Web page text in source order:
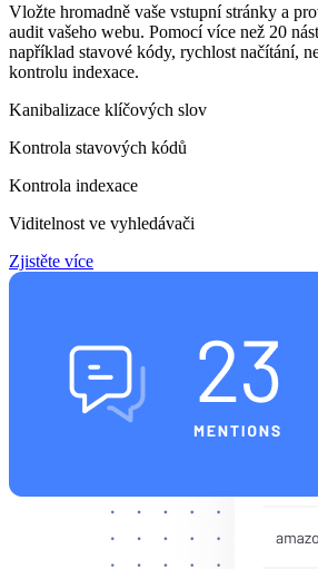
Vložte hromadně vaše vstupní stránky a
audit vašeho webu. Pomocí více než 20
například stavové kódy, rychlost načítání,
kontrolu indexace.
Kanibalizace klíčových slov
Kontrola stavových kódů
Kontrola indexace
Viditelnost ve vyhledávači
Zjistěte více